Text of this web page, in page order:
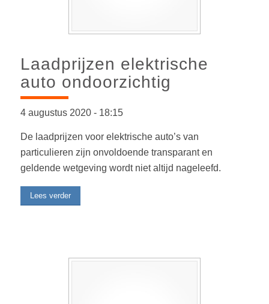
Laadprijzen elektrische
auto ondoorzichtig
4 augustus 2020 -18:15
De laadprijzen voor elektrische auto’s van
particulieren zijn onvoldoende transparant en
geldende wetgeving wordt niet altijd nageleefd.
Lees verder